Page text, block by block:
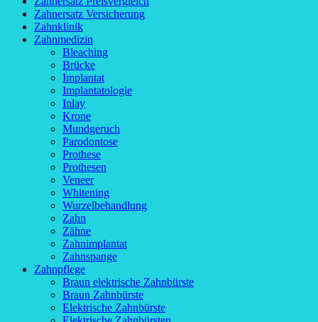
Zahnersatz Versicherung
Zahnklinik
Zahnmedizin
Bleaching
Brücke
Implantat
Implantatologie
Inlay
Krone
Mundgeruch
Parodontose
Prothese
Prothesen
Veneer
Whitening
Wurzelbehandlung
Zahn
Zähne
Zahnimplantat
Zahnspange
Zahnpflege
Braun elektrische Zahnbürste
Braun Zahnbürste
Elektrische Zahnbürste